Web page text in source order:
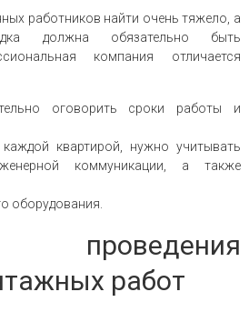
работников найти очень тяжело, а
должна обязательно быть
компания отличается
оговорить сроки работы и
квартирой, нужно учитывать
коммуникации, а также
оборудования.
работ